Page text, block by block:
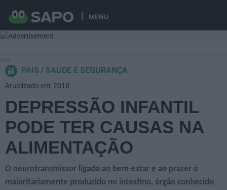
MENU
PAIS SAÚDE E SEGURANÇA
DEPRESSÃO INFANTIL
PODE TER CAUSAS NA
ALIMENTAÇÃO
O neurotransmissor ligado ao bem-estar e ao prazer é
maioritariamente produzido no intestino, órgão conhecido
Atualizado em: 2018